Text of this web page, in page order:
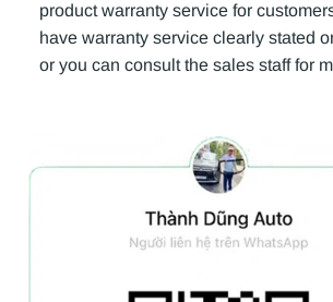
product warranty service for
have warranty service clearly stated
or you can consult the sales staff for